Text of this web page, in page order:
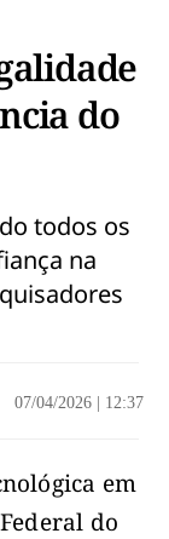
do
todos os
na
07/04/2026 12:37
em
do